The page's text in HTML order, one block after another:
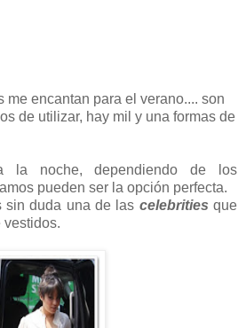
me encantan para el verano.... son
de utilizar, hay mil y una formas de
noche, dependiendo de los
pueden ser la opción perfecta.
sin duda una de las celebrities que
vestidos.